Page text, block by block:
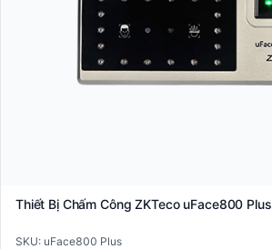
Thiết Bị Chấm Công ZKTeco uFace800 Plus
SKU: uFace800 Plus